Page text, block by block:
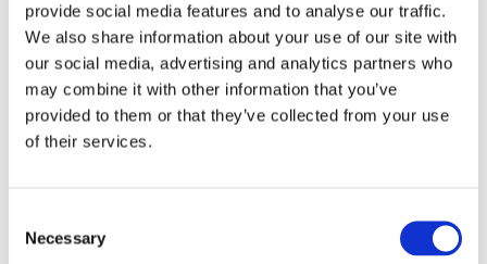
provide social media features and to analyse our traffic.
We also share information about your use of our site with
our social media, advertising and analytics partners who
may combine it with other information that you’ve
provided to them or that they’ve collected from your use
of their services.
Selection
Necessary
Produse Similare
COD CG0002308